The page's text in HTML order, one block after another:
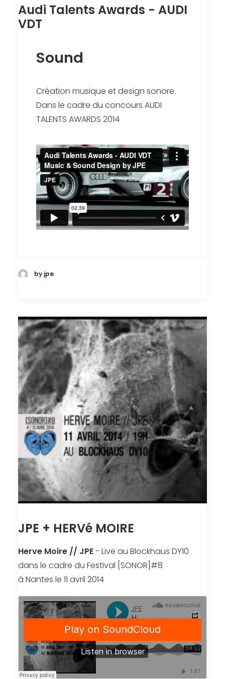
Audi Talents Awards - AUDI
VDT
Sound
Création musique et design sonore.
Dans le cadre du concours AUDI
TALENTS AWARDS 2014
by jpe
JPE + HERVé MOIRE
Herve Moire // JPE- Live au Blockhaus DY10
dans le cadre du Festival [SONOR]#8
à Nantes le 11 avril 2014